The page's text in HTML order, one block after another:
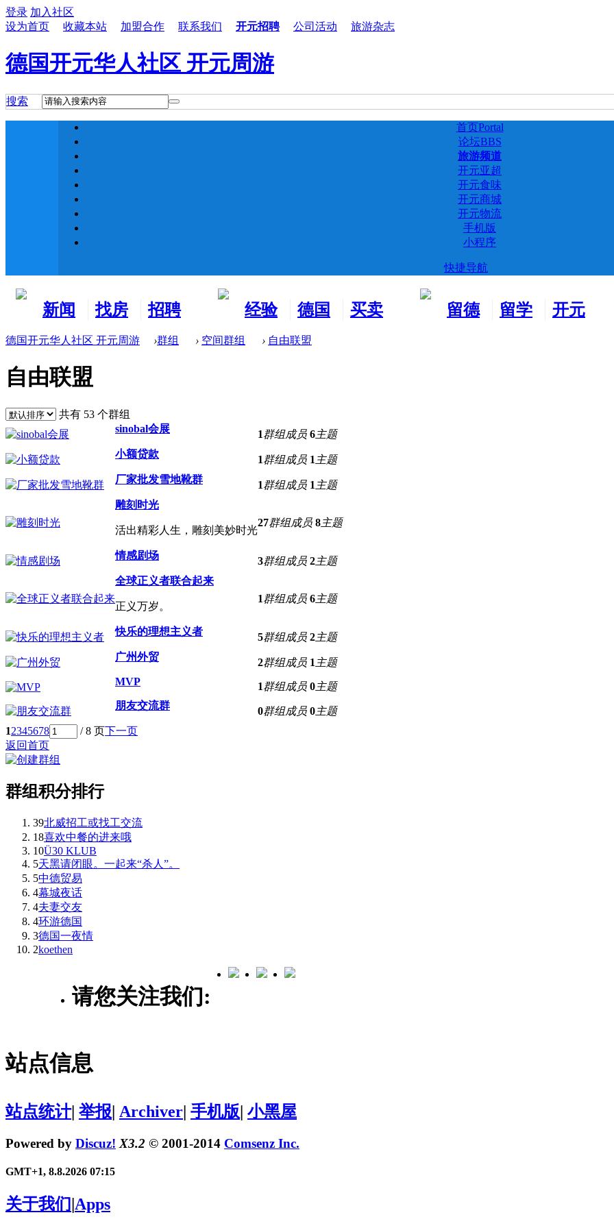
登录 加入社区
设为首页
收藏本站 加盟合作 联系我们 开元招聘 公司活动 旅游杂志
德国开元华人社区 开元周游
搜索
首页Portal
论坛BBS
旅游频道
开元亚超
开元食味
开元商城
开元物流
手机版
小程序
快捷导航
新闻
找房
招聘
经验
德国
买卖
留德
留学
开元
德国开元华人社区 开元周游 ›群组 › 空间群组 › 自由联盟
自由联盟
共有 53 个群组
sinobal会展
1群组成员 6主题
小额贷款
1群组成员 1 主题
厂家批发雪地靴群
1群组成员 1 主题
雕刻时光
活出精彩人生，雕刻美妙时光
27群组成员 8主题
情感剧场 3群组成员 2主题
全球正义者联合起来
正义万岁。
1群组成员 6主题
快乐的理想主义者 5群组成员 2主题
广州外贸
2群组成员 1 主题
MVP
1群组成员 0主题
朋友交流群
0群组成员 0主题
12345678 / 8 页下一页
返回首页
群组积分排行
39北威招工或找工交流
18喜欢中餐的进来哦
10Ü30 KLUB
5天黑请闭眼。一起来“杀人”。
5中德贸易
4幕城夜话
4夫妻交友
4环游德国
3德国一夜情
2koethen
请您关注我们:
站点信息
站点统计| 举报 Archiver 手机版 小黑屋
Powered by Discuz! X3.2 © 2001-2014 Comsenz Inc.
GMT+1, 8.8.2026 07:15
关于我们|Apps